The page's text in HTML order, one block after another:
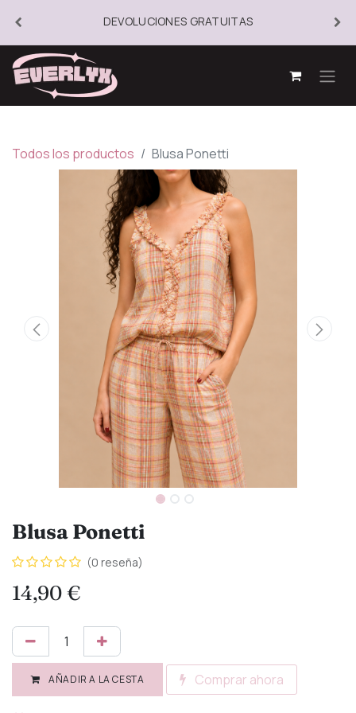
DEVOLUCIONES GRATUITAS
Todos los productos Blusa Ponetti
Blusa Ponetti
(0 reseña)
14,90€
AÑADIR A LA CESTA Comprar ahora